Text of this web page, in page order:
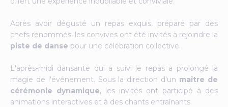
Après avoir dégusté un repas exquis, préparé par des
chefs renommés, les convives ont été invités à rejoindre la
piste de danse pour une célébration collective.
L'après-midi dansante qui a suivi le repas a prolongé la
magie de l'événement. Sous la direction d'un maître de
cérémonie dynamique, les invités ont participé à des
animations interactives et à des chants entraînants.